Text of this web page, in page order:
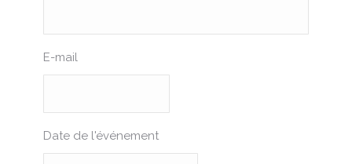
E-mail
Date de l'événement